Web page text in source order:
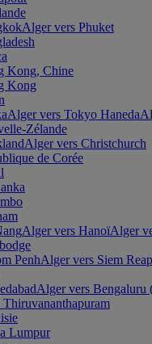
Alger vers Phuket
Kong, Chine
Kong
Alger vers Tokyo Haneda
Zélande
Alger vers Christchurch
de Corée
Alger vers HanoïAlger
PenhAlger vers Siem Reap
Alger vers Bengaluru
Lumpur